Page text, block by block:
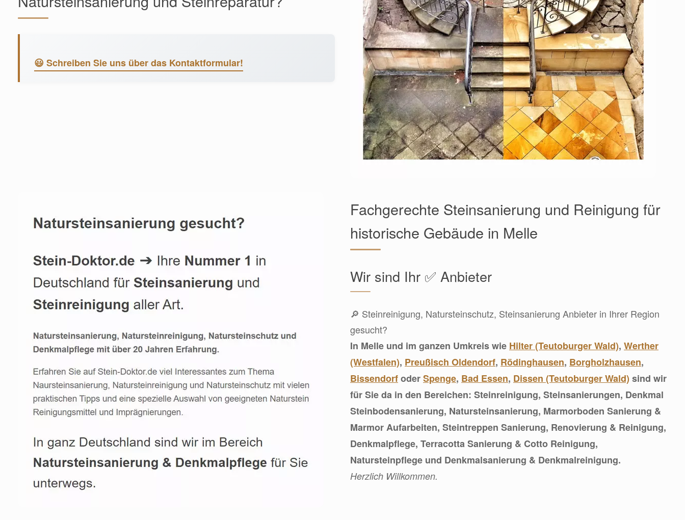
😃 Schreiben Sie uns über das Kontaktformular!
Fachgerechte Steinsanierung und Reinigung für
historische Gebäude in Melle
Wir sind Ihr ✅ Anbieter
🔎 Steinreinigung, Natursteinschutz, Steinsanierung Anbieter in Ihrer Region
gesucht?
In Melle und im ganzen Umkreis wie Hilter (Teutoburger Wald), Werther
(Westfalen), Preußisch Oldendorf, Rödinghausen, Borgholzhausen,
BissendorfoderSpenge, Bad Essen, Dissen (Teutoburger Wald) sind wir
für Sie da in den Bereichen: Steinreinigung, Steinsanierungen, Denkmal
Steinbodensanierung, Natursteinsanierung, Marmorboden Sanierung &
Marmor Aufarbeiten, Steintreppen Sanierung, Renovierung & Reinigung,
Denkmalpflege, Terracotta Sanierung & Cotto Reinigung,
Natursteinpflege und Denkmalsanierung & Denkmalreinigung.
Herzlich Willkommen.